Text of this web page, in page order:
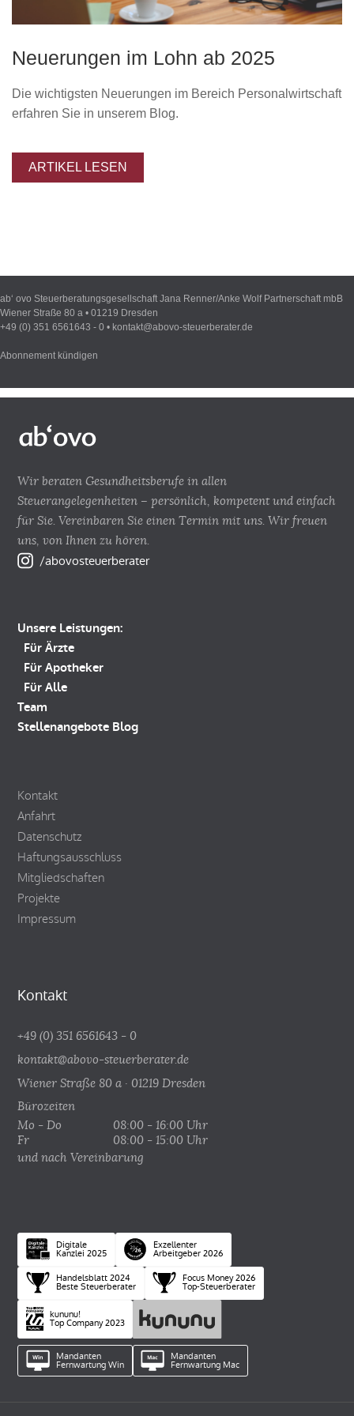
KARRIERE
KONTAKT
BLOG
Neuerungen im Lohn ab 2025
Die wichtigsten Neuerungen im Bereich Personalwirtschaft
erfahren Sie in unserem Blog.
ARTIKEL LESEN
ab‘ ovo Steuerberatungsgesellschaft Jana Renner/Anke Wolf Partnerschaft mbB
Wiener Straße 80 a • 01219 Dresden
+49 (0) 351 6561643 - 0 • kontakt@abovo-steuerberater.de
Abonnement kündigen
Wir beraten Gesundheitsberufe in allen
Steuerangelegenheiten – persönlich, kompetent und einfach
für Sie. Vereinbaren Sie einen Termin mit uns. Wir freuen
uns, von Ihnen zu hören.
/abovosteuerberater
Unsere Leistungen:
Für Ärzte
Für Apotheker
Für Alle
Team
Stellenangebote Blog
Kontakt
Anfahrt
Datenschutz
Haftungsausschluss
Mitgliedschaften
Projekte
Impressum
Kontakt
+49 (0) 351 6561643 - 0
kontakt@abovo-steuerberater.de
Wiener Straße 80 a · 01219 Dresden
Bürozeiten
Mo - Do
Fr
08:00 - 16:00 Uhr
08:00 - 15:00 Uhr
und nach Vereinbarung
Digitale
Kanzlei 2025
Exzellenter
Arbeitgeber 2026
Handelsblatt 2024
Beste Steuerberater
Focus Money 2026
Top-Steuerberater
kununu!
Top Company 2023
Mandanten
Fernwartung Win
Mandanten
Fernwartung Mac